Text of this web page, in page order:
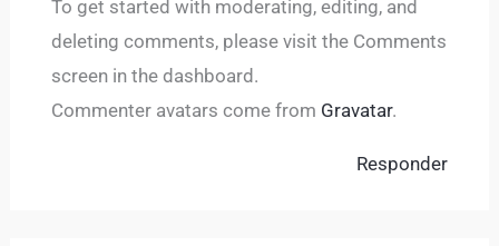
To get started with moderating, editing, and
deleting comments, please visit the Comments
screen in the dashboard.
Commenter avatars come from Gravatar.
Responder